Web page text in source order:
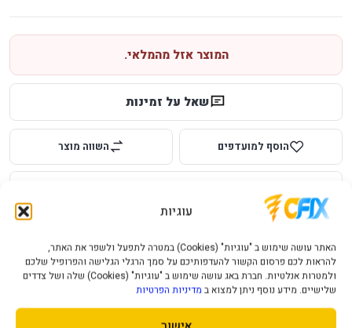
עוגיות
האתר עושה שימוש ב "עוגיות" (Cookies) במטרה לתפעל ולשפר את האתר,
להראות לכם פרסום הקשור להעדפותיכם על סמך הרגלי הגלישה והפרופיל שלכם
ולמטרות אנלטיות. חברת באג עושה שימוש ב "עוגיות" (Cookies) שלה ושל צדדים
שלישיים. מידע נוסף ניתן למצוא ב מדיניות הפרטיות
המוצר אזל מהמלאי.
שאל על זמינות
הוסף למועדפים השווה מוצר
מחיר משלוח ₪49 12 חודשי אחריות
תמיכה ושירות
מענה מהיר ומקצועי
תשלום מאובטח
תקן SSL מאובטח